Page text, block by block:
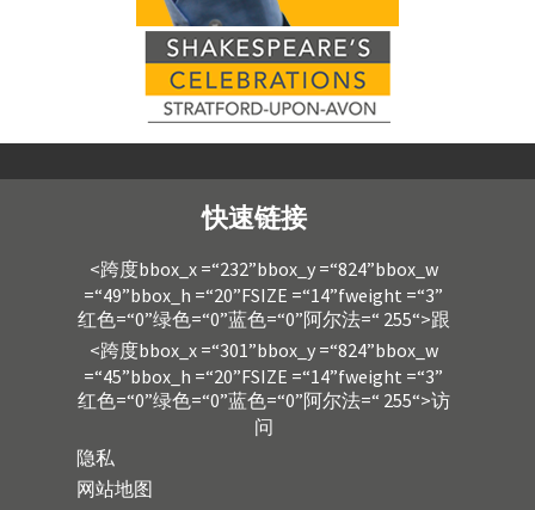
快速链接
<跨度bbox_x =“232”bbox_y =“824”bbox_w
=“49”bbox_h =“20”FSIZE =“14”fweight =“3”
红色=“0”绿色=“0”蓝色=“0”阿尔法=“ 255“>跟
<跨度bbox_x =“301”bbox_y =“824”bbox_w
=“45”bbox_h =“20”FSIZE =“14”fweight =“3”
红色=“0”绿色=“0”蓝色=“0”阿尔法=“ 255“>访
问
隐私
网站地图